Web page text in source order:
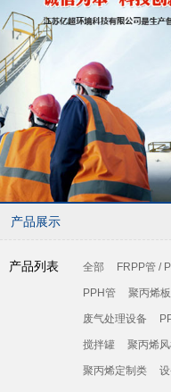
产品展示
产品列表 全部 FRPP管 /
PPH管 聚丙烯
废气处理设备
搅拌罐 聚丙烯
聚丙烯定制类